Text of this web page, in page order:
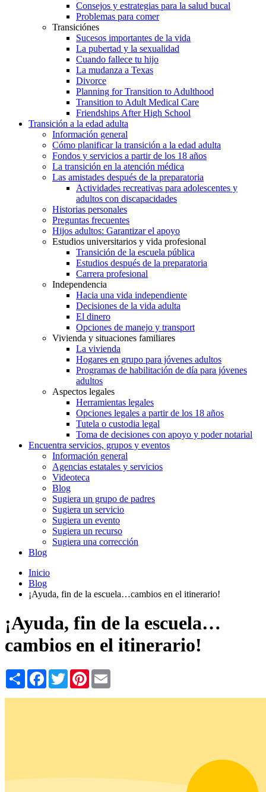
Consejos y estrategias para la salud bucal
Problemas para comer
Transiciónes
Sucesos importantes de la vida
La pubertad y la sexualidad
Cuando fallece tu hijo
La mudanza a Texas
Divorce
Planning for Transition to Adulthood
Transition to Adult Medical Care
Friendships After High School
Transición a la edad adulta
Información general
Cómo planificar la transición a la edad adulta
Fondos y servicios a partir de los 18 años
La transición en la atención médica
Las amistades después de la preparatoria
Actividades recreativas para adolescentes y
adultos con discapacidades
Historias personales
Preguntas frecuentes
Hijos adultos: Garantizar el apoyo
Estudios universitarios y vida profesional
Transición de la escuela pública
Estudios después de la preparatoria
Carrera profesional
Independencia
Hacia una vida independiente
Decisiones de la vida adulta
El dinero
Opciones de manejo y transport
Vivienda y situaciones familiares
La vivienda
Hogares en grupo para jóvenes adultos
Programas de habilitación de día para jóvenes
adultos
Aspectos legales
Herramientas legales
Opciones legales a partir de los 18 años
Tutela o custodia legal
Toma de decisiones con apoyo y poder notarial
Encuentra servicios, grupos y eventos
Información general
Agencias estatales y servicios
Videoteca
Blog
Sugiera un grupo de padres
Sugiera un servicio
Sugiera un evento
Sugiera un recurso
Sugiera una corrección
Blog
Inicio
Blog
¡Ayuda, fin de la escuela…cambios en el itinerario!
¡Ayuda, fin de la escuela…
cambios en el itinerario!
Share Facebook
TwitterPinterest